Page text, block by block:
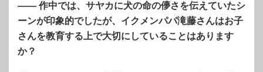
—— 作中では、サヤカに犬の命の儚さを伝えていたシ
ーンが印象的でしたが、イクメンパパ滝藤さんはお子
さんを教育する上で大切にしていることはあります
か？